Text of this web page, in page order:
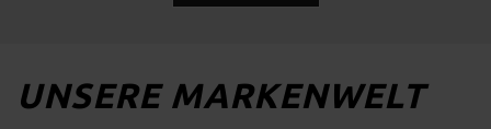
UNSERE MARKENWELT